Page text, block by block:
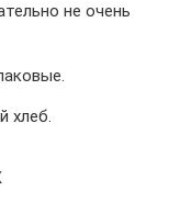
не очень
хлеб.